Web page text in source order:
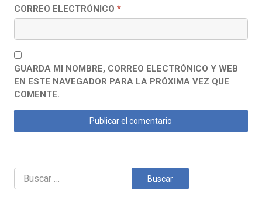
CORREO ELECTRÓNICO *
GUARDA MI NOMBRE, CORREO ELECTRÓNICO Y WEB
EN ESTE NAVEGADOR PARA LA PRÓXIMA VEZ QUE
COMENTE.
Buscar: